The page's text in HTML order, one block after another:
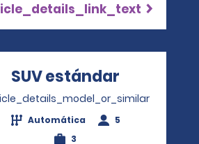
a new window
SUV estándar
Automática
5
3